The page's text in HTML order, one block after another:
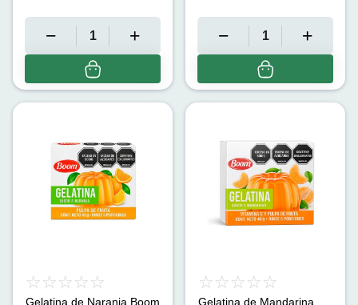
Gelatina de Naranja Boom
Gelatina de Mandarina